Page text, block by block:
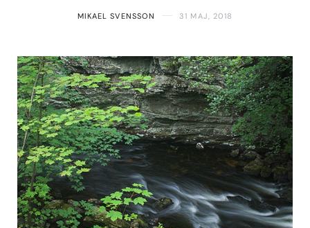
MIKAEL SVENSSON 31 MAJ, 2018